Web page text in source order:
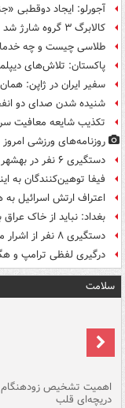
آجورلو: ایجاد
کالابرگ ۳ گروه شارژ شد
طلاسی چیست و چه خدماتی
پاکستان: تلاش‌های
سفیر ایران در ژاپن:
شنیده شدن صدای دو
تکذیب شایعه معافیت
روزنامه‌های ورزشی امروز پنج‌شنبه
دستگیری ۶ نفر در بهشهر به اتهام تشویش اذهان عمومی
فیفا توهین‌کنندگان به
اعتراف ارتش اسرائیل به هلاکت ۲ افسر در تله
بغداد: نباید از خاک
دستگیری ۸ نفر از اشرار مسلح شاخص و مرتبطین گروهک های تروریستی
درگیری لفظی ترامپ و
سلامت
اهمیت تشخیص زودهنگام
دریچه‌ای قلب